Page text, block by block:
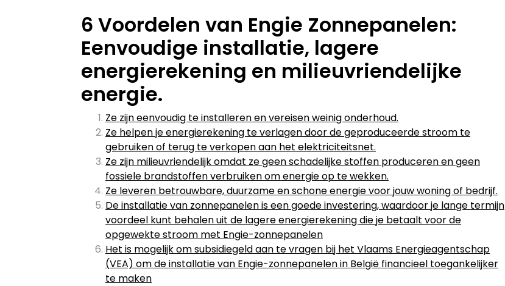
6 Voordelen van Engie Zonnepanelen:
Eenvoudige installatie, lagere
energierekening en milieuvriendelijke
energie.
Ze zijn eenvoudig te installeren en vereisen weinig onderhoud.
Ze helpen je energierekening te verlagen door de geproduceerde stroom te
gebruiken of terug te verkopen aan het elektriciteitsnet.
Ze zijn milieuvriendelijk omdat ze geen schadelijke stoffen produceren en geen
fossiele brandstoffen verbruiken om energie op te wekken.
Ze leveren betrouwbare, duurzame en schone energie voor jouw woning of bedrijf.
De installatie van zonnepanelen is een goede investering, waardoor je lange termijn
voordeel kunt behalen uit de lagere energierekening die je betaalt voor de
opgewekte stroom met Engie-zonnepanelen
Het is mogelijk om subsidiegeld aan te vragen bij het Vlaams Energieagentschap
(VEA) om de installatie van Engie-zonnepanelen in België financieel toegankelijker
te maken